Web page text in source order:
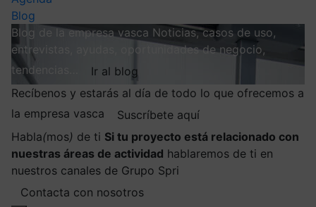
Blog
Blog de la empresa vasca Noticias, casos de uso,
entrevistas, ayudas, oportunidades de negocio,
tendencias…
Ir al blog
Recíbenos y estarás al día de todo lo que ofrecemos a
la empresa vasca
Suscríbete aquí
Habla(mos) de ti Si tu proyecto está relacionado con
nuestras áreas de actividad hablaremos de ti en
nuestros canales de Grupo Spri
Contacta con nosotros